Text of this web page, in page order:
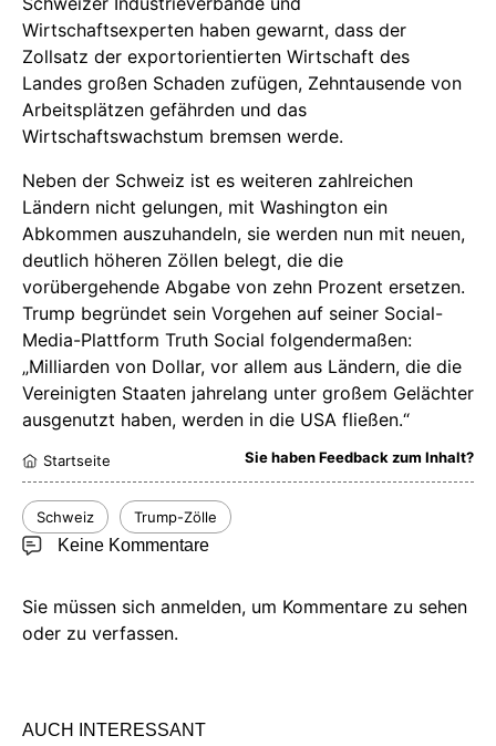
Wirtschaftsexperten haben gewarnt, dass der
Zollsatz der exportorientierten Wirtschaft des
Landes großen Schaden zufügen, Zehntausende von
Arbeitsplätzen gefährden und das
Wirtschaftswachstum bremsen werde.
Neben der Schweiz ist es weiteren zahlreichen
Ländern nicht gelungen, mit Washington ein
Abkommen auszuhandeln, sie werden nun mit neuen,
deutlich höheren Zöllen belegt, die die
vorübergehende Abgabe von zehn Prozent ersetzen.
Trump begründet sein Vorgehen auf seiner Social-
Media-Plattform Truth Social folgendermaßen:
„Milliarden von Dollar, vor allem aus Ländern, die die
Vereinigten Staaten jahrelang unter großem Gelächter
ausgenutzt haben, werden in die USA fließen.“
Startseite Sie haben Feedback zum Inhalt?
Schweiz Trump-Zölle
Keine Kommentare
Sie müssen sich anmelden, um Kommentare zu sehen
oder zu verfassen.
AUCH INTERESSANT